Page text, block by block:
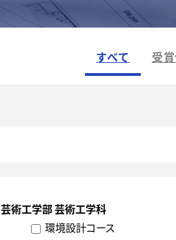
すべて 受
芸術工学部 芸術工学科
環境設計コース